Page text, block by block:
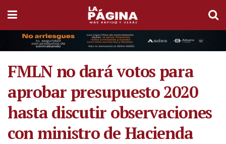
FMLN no dará votos para
aprobar presupuesto 2020
hasta discutir observaciones
con ministro de Hacienda